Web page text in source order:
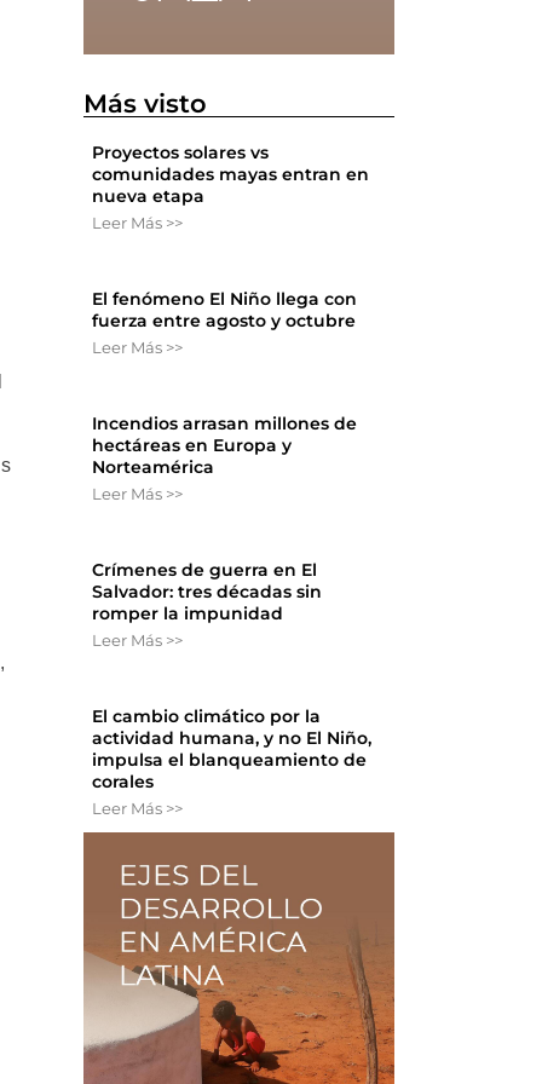
Más visto
Proyectos solares vs
comunidades mayas entran en
nueva etapa
Leer Más >>
El fenómeno El Niño llega con
fuerza entre agosto y octubre
Leer Más >>
Incendios arrasan millones de
hectáreas en Europa y
Norteamérica
Leer Más >>
Crímenes de guerra en El
Salvador: tres décadas sin
romper la impunidad
Leer Más >>
El cambio climático por la
actividad humana, y no El Niño,
impulsa el blanqueamiento de
corales
Leer Más >>